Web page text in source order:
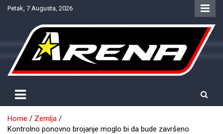
SkipPetak, 7 Augusta, 2026
NTV Arena
Home
Zemlja
Kontrolno ponovno brojanje moglo bi da bude završeno